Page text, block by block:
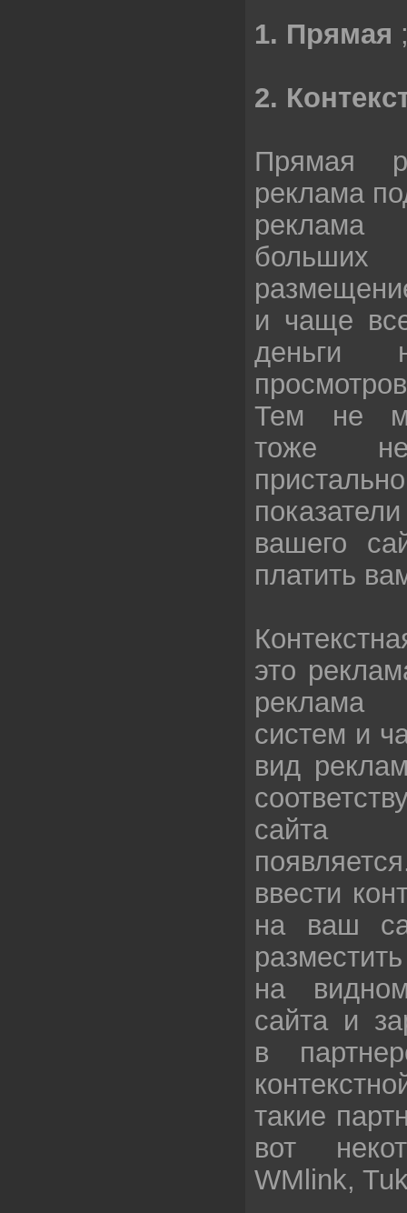
1. Прямая
2.
Прямая
реклама
реклама
и чаще
деньги
Тем не
тоже
вашего
платить
это
реклама
систем и
вид
сайта
ввести
на ваш
на
сайта и
в
такие
вот
WMlink,